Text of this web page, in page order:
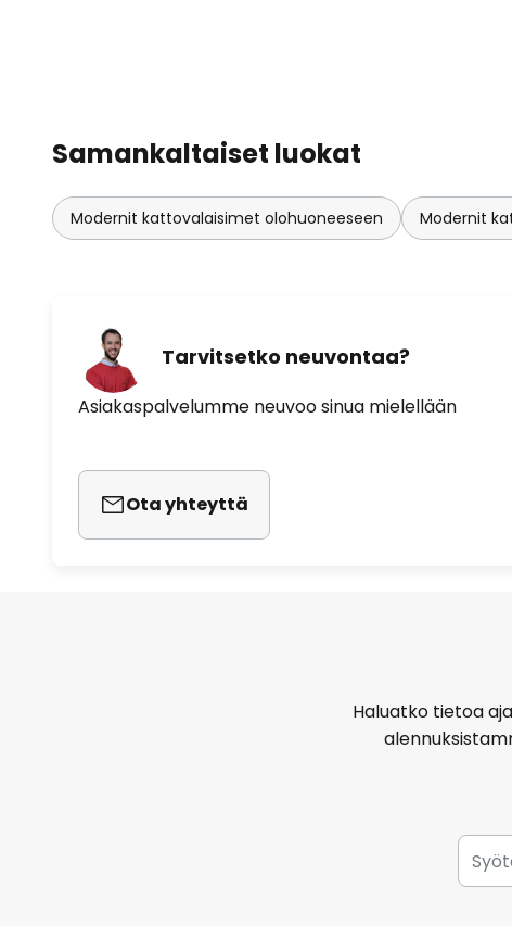
Samankaltaiset luokat
Modernit kattovalaisimet olohuoneeseen Modernit
Tarvitsetko neuvontaa?
Asiakaspalvelumme neuvoo sinua mielellään
Ota yhteyttä
Haluatko tietoa